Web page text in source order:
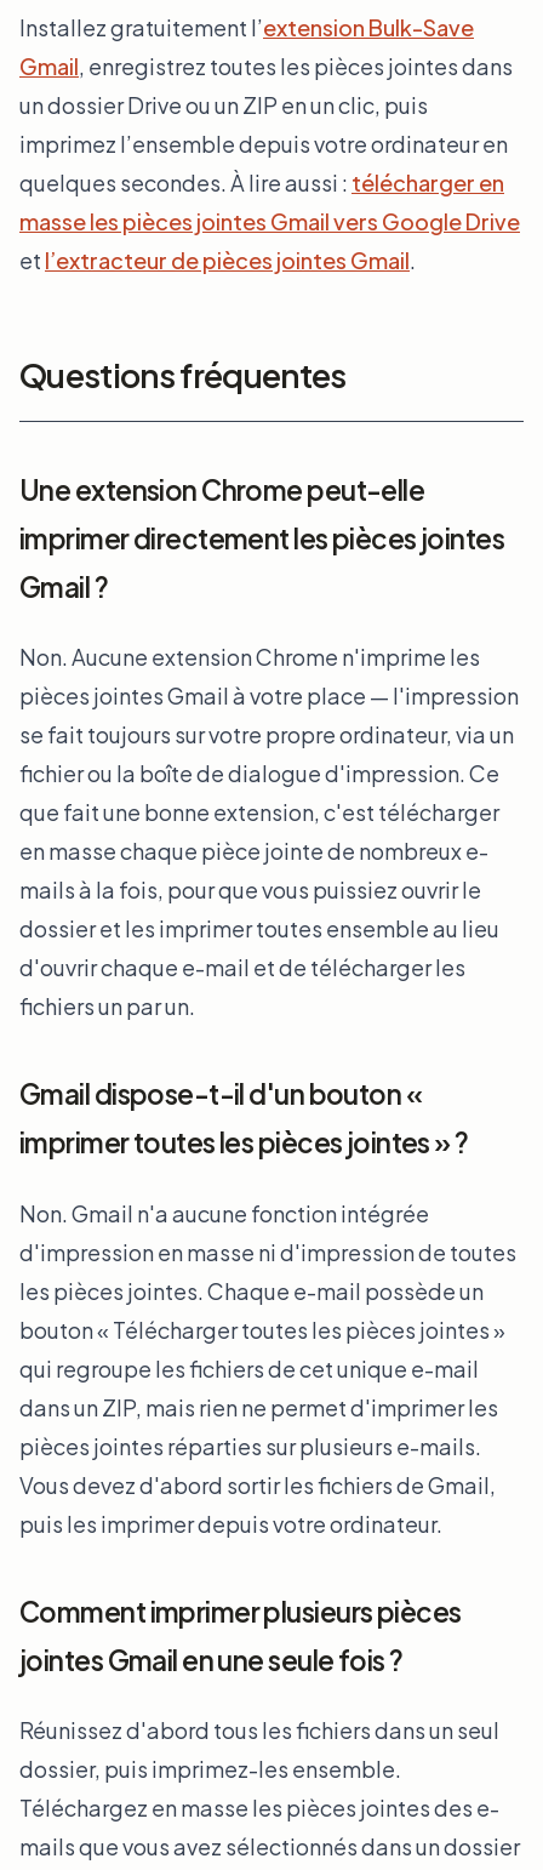
Installez gratuitement l’extension Bulk-Save
Gmail, enregistrez toutes les pièces jointes dans
un dossier Drive ou un ZIP en un clic, puis
imprimez l’ensemble depuis votre ordinateur en
quelques secondes. À lire aussi : télécharger en
masse les pièces jointes Gmail vers Google Drive
et l’extracteur de pièces jointes Gmail.
Questions fréquentes
Une extension Chrome peut-elle
imprimer directement les pièces jointes
Gmail ?
Non. Aucune extension Chrome n'imprime les
pièces jointes Gmail à votre place — l'impression
se fait toujours sur votre propre ordinateur, via un
fichier ou la boîte de dialogue d'impression. Ce
que fait une bonne extension, c'est télécharger
en masse chaque pièce jointe de nombreux e-
mails à la fois, pour que vous puissiez ouvrir le
dossier et les imprimer toutes ensemble au lieu
d'ouvrir chaque e-mail et de télécharger les
fichiers un par un.
Gmail dispose-t-il d'un bouton «
imprimer toutes les pièces jointes » ?
Non. Gmail n'a aucune fonction intégrée
d'impression en masse ni d'impression de toutes
les pièces jointes. Chaque e-mail possède un
bouton « Télécharger toutes les pièces jointes »
qui regroupe les fichiers de cet unique e-mail
dans un ZIP, mais rien ne permet d'imprimer les
pièces jointes réparties sur plusieurs e-mails.
Vous devez d'abord sortir les fichiers de Gmail,
puis les imprimer depuis votre ordinateur.
Comment imprimer plusieurs pièces
jointes Gmail en une seule fois ?
Réunissez d'abord tous les fichiers dans un seul
dossier, puis imprimez-les ensemble.
Téléchargez en masse les pièces jointes des e-
mails que vous avez sélectionnés dans un dossier